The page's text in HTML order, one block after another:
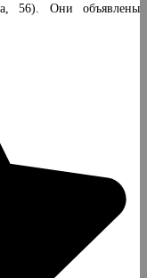
56). Они объявлены